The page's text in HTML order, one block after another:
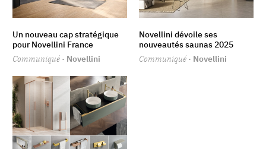
Un nouveau cap stratégique
pour Novellini France
Communiqué · Novellini
Novellini dévoile ses
nouveautés saunas 2025
Communiqué · Novellini